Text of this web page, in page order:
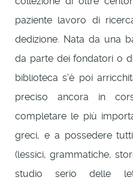
paziente lavoro di
dedizione. Nata da una
da parte dei fondatori o
biblioteca s'è poi
preciso ancora in
completare le più
greci, e a possedere
(lessici, grammatiche,
studio serio delle